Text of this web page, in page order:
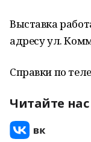
Выставка
адресу ул.
Справки по
Читайте нас